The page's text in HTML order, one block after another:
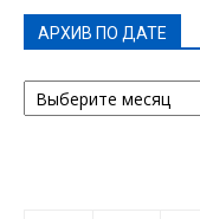
АРХИВ ПО ДАТЕ
АРХИВ
ПО